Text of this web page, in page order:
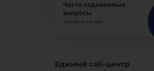
Часто задаваемые
вопросы
и ответы на них
Единый call-центр